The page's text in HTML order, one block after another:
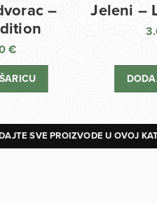
–
€
Jeleni –
SVE PROIZVODE U OVOJ